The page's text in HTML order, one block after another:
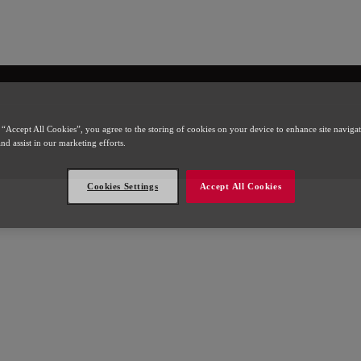
All Cookies”, you agree to the storing of cookies on your device to enhance site
assist in our marketing efforts.
Accept All Cookies
Cookies Settings